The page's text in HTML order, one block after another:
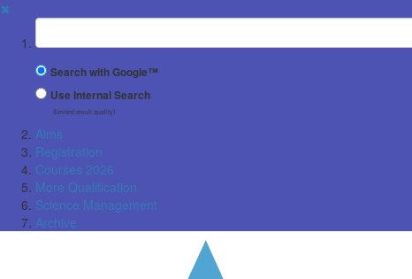
✖
Suchbegriff
Search with Google™
Use Internal Search
(limited result quality)
Aims
Registration
Courses 2026
More Qualification
Science Management
Archive